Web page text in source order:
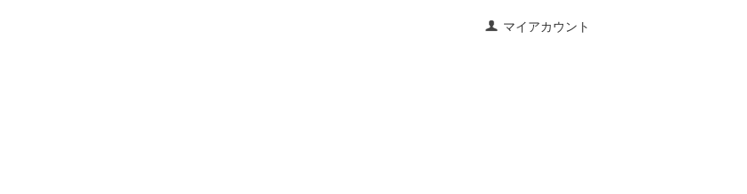
マイアカウント